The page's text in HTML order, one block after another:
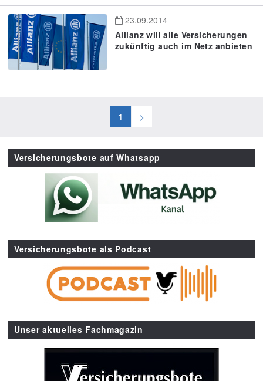
23.09.2014
Allianz will alle Versicherungen
zukünftig auch im Netz anbieten
1 >
Versicherungsbote auf Whatsapp
Versicherungsbote als Podcast
Unser aktuelles Fachmagazin